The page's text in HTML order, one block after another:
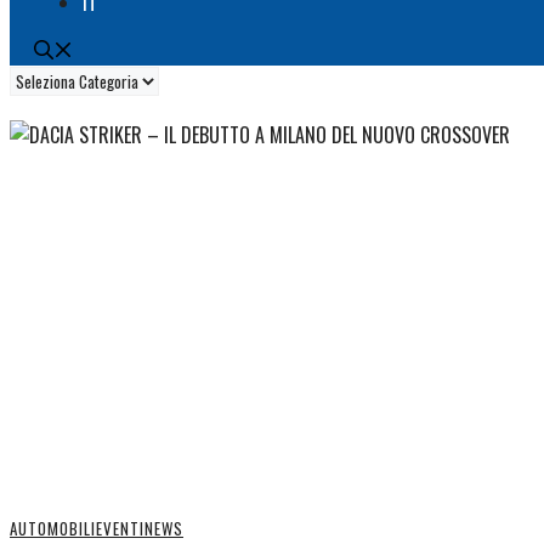
Categorie
AUTOMOBILIEVENTINEWS